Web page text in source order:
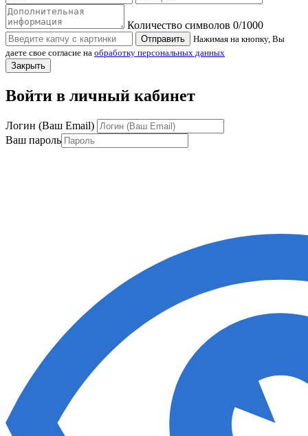
Количество символов 0/1000
Отправить
Нажимая на кнопку, Вы
даете свое согласие на обработку персональных данных
Закрыть
Войти в личный кабинет
Логин (Ваш Email)
Ваш пароль